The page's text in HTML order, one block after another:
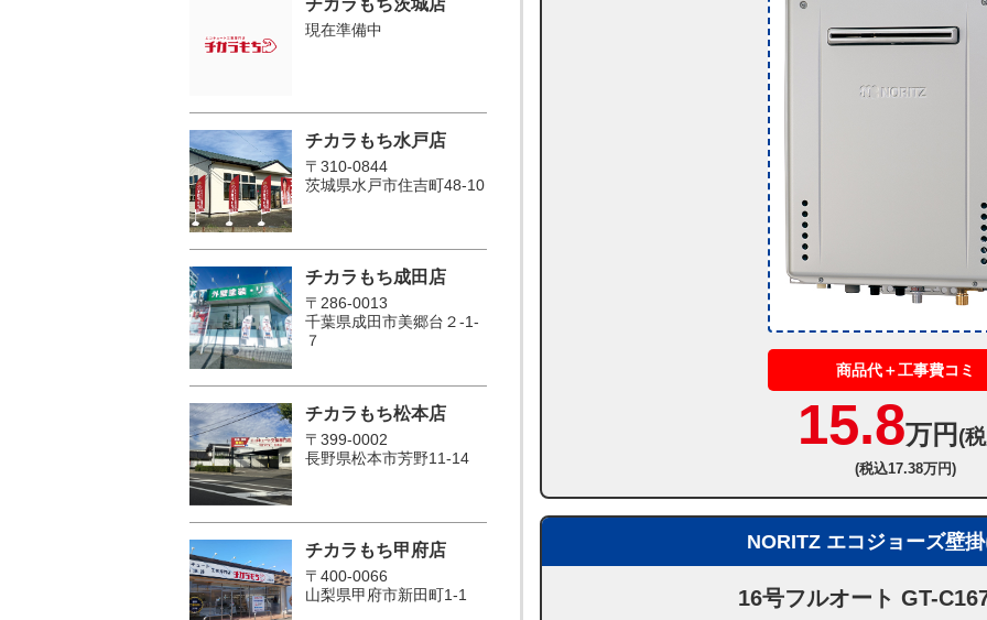
商品代＋工事費コミ
15.8万円 (
(税込17.38万円)
NORITZ エコジョーズ壁
16号フルオート GT-
チカラもち茨城店
現在準備中
チカラもち水戸店
〒310-0844
茨城県水戸市住吉町48-10
チカラもち成田店
〒286-0013
千葉県成田市美郷台２‐1‐
７
チカラもち松本店
〒399-0002
長野県松本市芳野11-14
チカラもち甲府店
〒400-0066
山梨県甲府市新田町1-1